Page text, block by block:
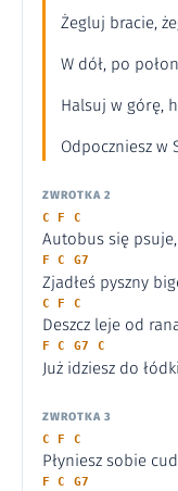
Żegluj bracie,
W dół, po
Halsuj w górę,
Odpoczniesz w
ZWROTKA 2
C F C
Autobus się
F C G7
Zjadłeś pyszny
C F C
Deszcz leje od
F C G7 C
Już idziesz do
ZWROTKA 3
C F C
Płyniesz sobie
F C G7